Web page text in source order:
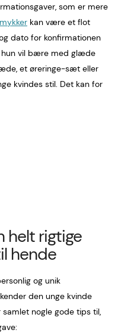
som er mere
kan være et flot
dato for konfirmationen
hun vil bære med glæde
et øreringe-sæt eller
kvindes stil. Det kan for
helt rigtige
hende
og unik
den unge kvinde
nogle gode tips til,